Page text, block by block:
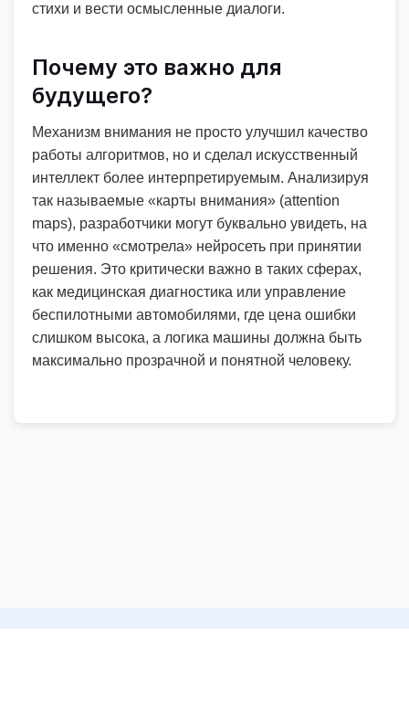
стихи и вести осмысленные диалоги.
Почему это важно для
будущего?
Механизм внимания не просто улучшил качество
работы алгоритмов, но и сделал искусственный
интеллект более интерпретируемым. Анализируя
так называемые «карты внимания» (attention
maps), разработчики могут буквально увидеть, на
что именно «смотрела» нейросеть при принятии
решения. Это критически важно в таких сферах,
как медицинская диагностика или управление
беспилотными автомобилями, где цена ошибки
слишком высока, а логика машины должна быть
максимально прозрачной и понятной человеку.